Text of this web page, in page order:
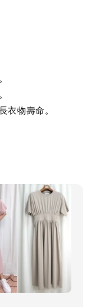
衣物壽命。